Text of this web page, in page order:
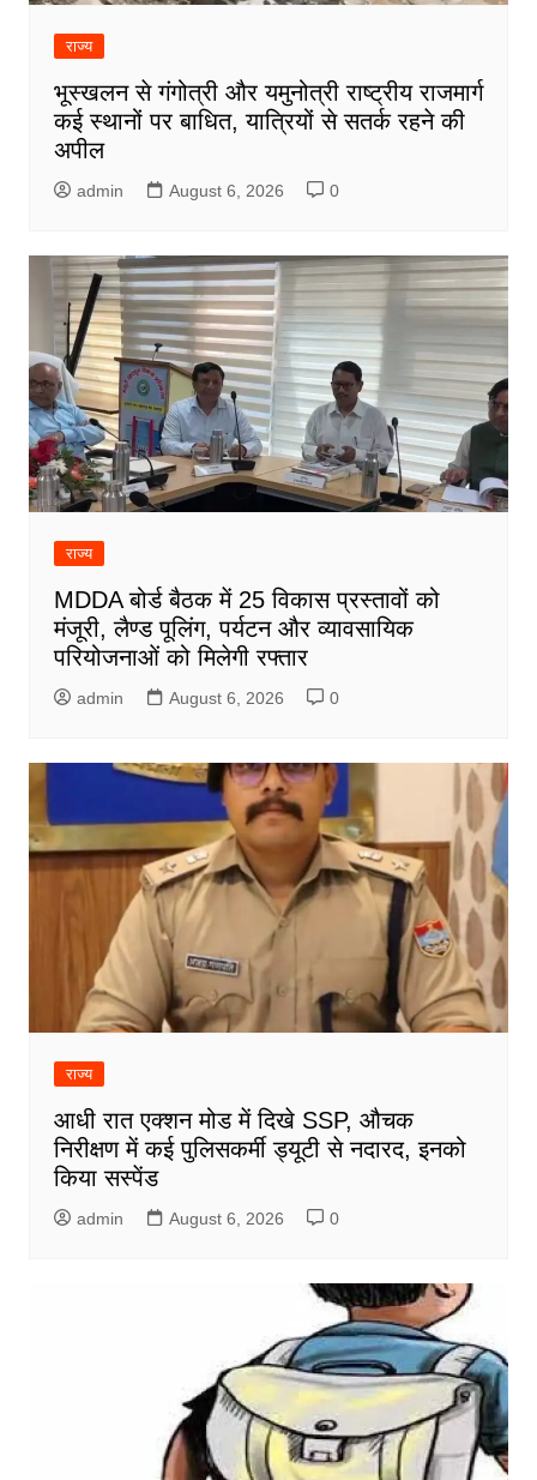
राज्य
भूस्खलन से गंगोत्री और यमुनोत्री राष्ट्रीय राजमार्ग
कई स्थानों पर बाधित, यात्रियों से सतर्क रहने की
अपील
admin August 6, 2026 0
राज्य
MDDA बोर्ड बैठक में 25 विकास प्रस्तावों को
मंजूरी, लैण्ड पूलिंग, पर्यटन और व्यावसायिक
परियोजनाओं को मिलेगी रफ्तार
admin August 6, 2026 0
राज्य
आधी रात एक्शन मोड में दिखे SSP, औचक
निरीक्षण में कई पुलिसकर्मी ड्यूटी से नदारद, इनको
किया सस्पेंड
admin August 6, 2026 0